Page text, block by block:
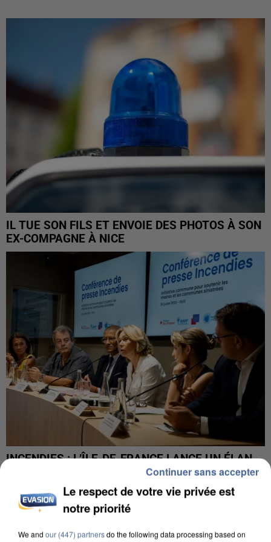
IL TUE SON FILS ET ENVOIE DES PHOTOS À SON
EX-COMPAGNE À NICE
INCENDIES : L’ÎLE-DE-FRANCE LANCE UN ÉLAN
DE SOLIDARITÉ AVEC LES...
Le respect de votre vie privée est
notre priorité
We and our (447) partnersdo the following data processing based on
Continuer sans accepter